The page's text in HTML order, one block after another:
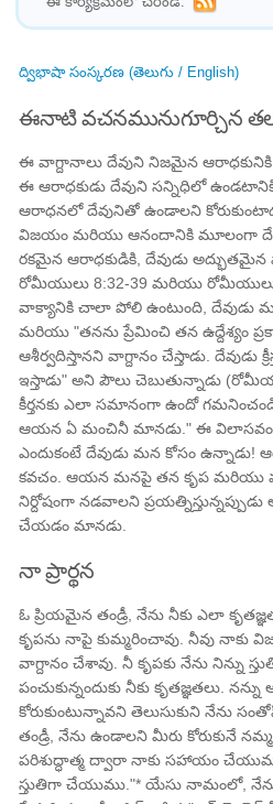
ద్విభాషా సంస్కరణ (తెలుగు / English)
ఈనాటి వచనమునుగూర్చిన
ఈ వాగ్దానాలు దేవుని నిజమైన ఆరాధకునికి
ఈ ఆరాధకుడు దేవుని సన్నిధిలో
ఆరాధనలో దేవునితో ఉండాలని
విజయం మరియు ఆనందానికి మూలంగా
రకమైన ఆరాధకుడికి, దేవుడు
రోమీయులు 8:32-39 మరియు
వాక్యానికి చాలా పోలి ఉంటుంది, దేవుడు
మరియు "తనను ప్రేమించి తన ఉద్దేశ్యం
ఆశీర్వదిస్తానని వాగ్దానం చేస్తాడు. దేవుడు
ఇస్తాడు" అని పౌలు చెబుతున్నాడు
కీర్తనకు ఎలా సమానంగా ఉందో గమనించండి:
ఆయన ఏ మంచినీ మానడు." ఈ
ఎందుకంటే దేవుడు మన కోసం
కవచం. ఆయన మనపై తన కృప మరియు
నిర్దోషంగా నడవాలని
చేయడం మానడు.
నా ప్రార్థన
ఓ ప్రియమైన తండ్రీ, నేను నీకు ఎలా
కృపను నాపై కుమ్మరించావు. నీవు
వాగ్దానం చేశావు. నీ కృపకు నేను నిన్ను
పంచుకున్నందుకు నీకు కృతజ్ఞతలు.
కోరుకుంటున్నావని తెలుసుకుని నేను
తండ్రీ, నేను ఉండాలని మీరు కోరుకునే
పరిశుద్ధాత్మ ద్వారా నాకు సహాయం
స్తుతిగా చేయుము."* యేసు నామంలో, నేను